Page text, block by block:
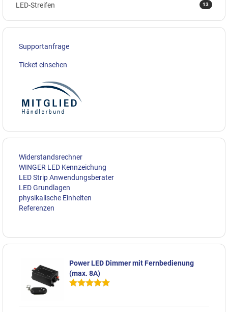
13
LED-Streifen
Supportanfrage
Ticket einsehen
Widerstandsrechner
WINGER LED Kennzeichung
LED Strip Anwendungsberater
LED Grundlagen
physikalische Einheiten
Referenzen
Power LED Dimmer mit Fernbedienung
(max. 8A)